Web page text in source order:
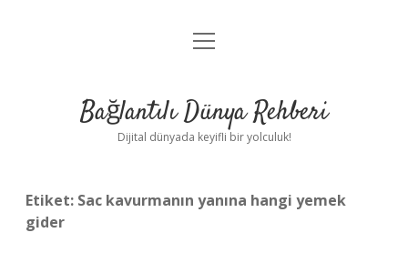
Anasayfa
Yasal Uyarı
menüyü
Bağlantılı Dünya Rehberi
Dijital dünyada keyifli bir yolculuk!
Etiket: Sac kavurmanın yanına hangi yemek
gider